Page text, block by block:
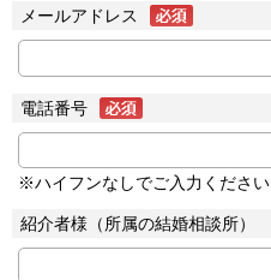
メールアドレス
電話番号
※ハイフンなしでご入力ください
紹介者様（所属の結婚相談所）